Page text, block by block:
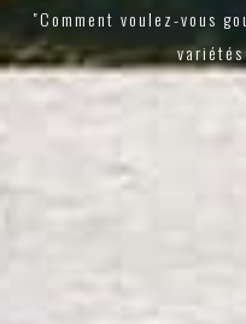
"Comment voulez-vous